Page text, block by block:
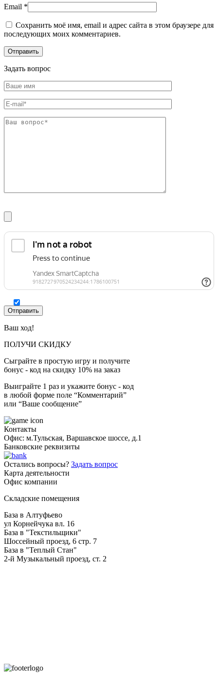
Email *
Сохранить моё имя, email и адрес сайта в этом браузере для
последующих моих комментариев.
Задать вопрос
Ваш ход!
ПОЛУЧИ СКИДКУ
Сыграйте в простую игру и получите
бонус - код на скидку 10% на заказ
Выиграйте 1 раз и укажите бонус - код
в любой форме поле “Комментарий”
или “Ваше сообщение”
Контакты
Офис: м.Тульская, Варшавское шоссе, д.1
Банковские реквизиты
Остались вопросы? Задать вопрос
Карта деятельности
Офис компании
Складские помещения
База в Алтуфьево
ул Корнейчука вл. 16
База в "Текстильщики"
Шоссейный проезд, 6 стр. 7
База в "Теплый Стан"
2-й Музыкальный проезд, ст. 2